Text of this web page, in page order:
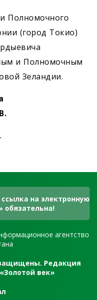
Полномочного
(город Токио)
и Полномочным
Зеландии.
на электронную
обязательна!
агентство
Редакция
век»